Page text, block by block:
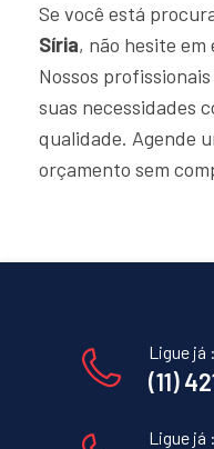
Se você está
Síria, não hesite
Nossos
suas necessidades
qualidade. Agende
orçamento sem
Ligue já :
(11)
Ligue já :